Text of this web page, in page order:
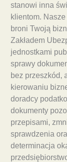
stanowi inna
klientom.
broni Twoją
Zakładem
jednostkami
sprawy
bez przeszkód,
kierowaniu
doradcy
dokumenty
przepisami,
sprawdzenia
determinacja